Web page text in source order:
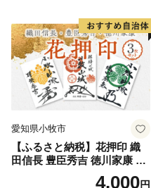
愛知県小牧市
【ふるさと納税】花押印 織
田信長 豊臣秀吉 徳川家康 3
枚 セット 戦国 武将 小牧山城
4,000円